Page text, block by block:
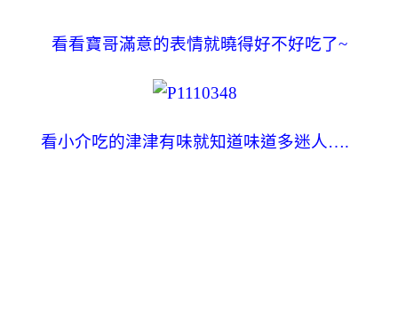
看看寶哥滿意的表情就曉得好不好吃了~
看小介吃的津津有味就知道味道多迷人….